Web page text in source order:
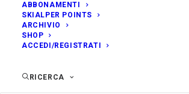
ABBONAMENTI
SKIALPER POINTS
ARCHIVIO
SHOP
ACCEDI/REGISTRATI
RICERCA